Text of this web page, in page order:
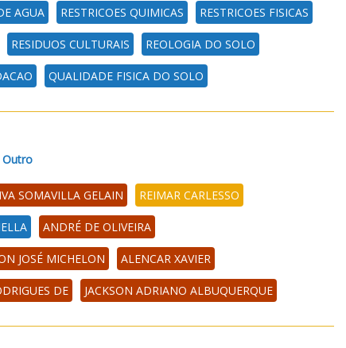
AGUA RESTRICOES QUIMICAS RESTRICOES FISICAS
RESIDUOS CULTURAIS REOLOGIA DO SOLO
QUALIDADE FISICA DO SOLO
Outro
SOMAVILLA GELAIN REIMAR CARLESSO
ANDRÉ DE OLIVEIRA
JOSÉ MICHELON ALENCAR XAVIER
DE JACKSON ADRIANO ALBUQUERQUE